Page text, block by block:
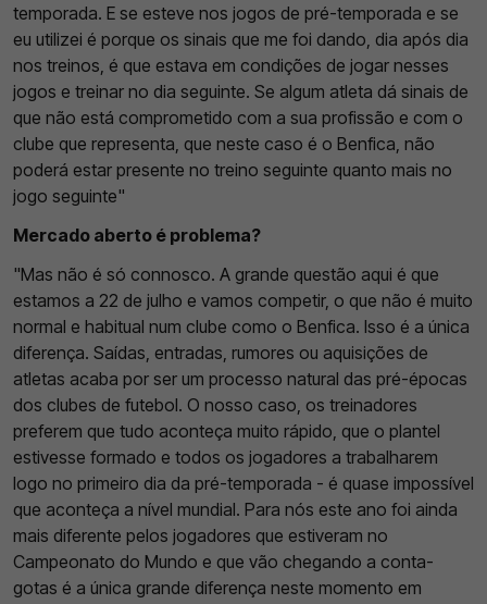
temporada. E se esteve nos jogos de pré-temporada e se
eu utilizei é porque os sinais que me foi dando, dia após dia
nos treinos, é que estava em condições de jogar nesses
jogos e treinar no dia seguinte. Se algum atleta dá sinais de
que não está comprometido com a sua profissão e com o
clube que representa, que neste caso é o Benfica, não
poderá estar presente no treino seguinte quanto mais no
jogo seguinte"
Mercado aberto é problema?
"Mas não é só connosco. A grande questão aqui é que
estamos a 22 de julho e vamos competir, o que não é muito
normal e habitual num clube como o Benfica. Isso é a única
diferença. Saídas, entradas, rumores ou aquisições de
atletas acaba por ser um processo natural das pré-épocas
dos clubes de futebol. O nosso caso, os treinadores
preferem que tudo aconteça muito rápido, que o plantel
estivesse formado e todos os jogadores a trabalharem
logo no primeiro dia da pré-temporada - é quase impossível
que aconteça a nível mundial. Para nós este ano foi ainda
mais diferente pelos jogadores que estiveram no
Campeonato do Mundo e que vão chegando a conta-
gotas é a única grande diferença neste momento em